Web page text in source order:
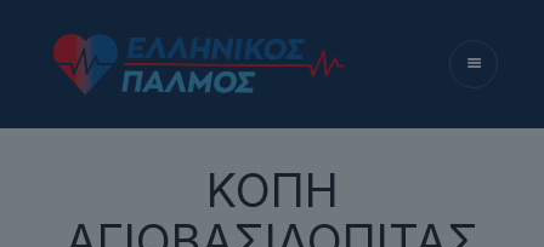
ΚΟΠΗ